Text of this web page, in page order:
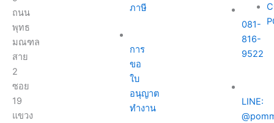
ถนน
พุทธ
มณฑล
สาย
2
ซอย
19
แขวง
ภาษี
การ
ขอ
ใบ
อนุญาต
ทำงาน
081-
816-
9522
LINE: